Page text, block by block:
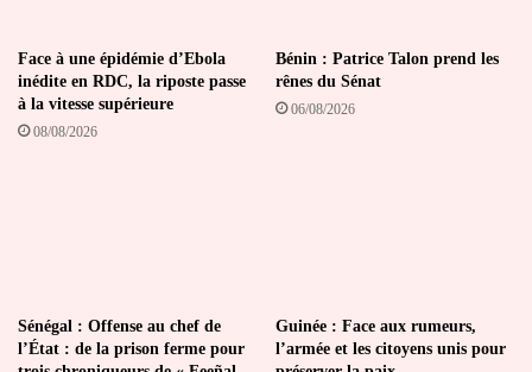
Face à une épidémie d’Ebola
inédite en RDC, la riposte passe
à la vitesse supérieure
08/08/2026
Bénin : Patrice Talon prend les
rênes du Sénat
06/08/2026
Sénégal : Offense au chef de
l’État : de la prison ferme pour
Guinée : Face aux rumeurs,
l’armée et les citoyens unis pour